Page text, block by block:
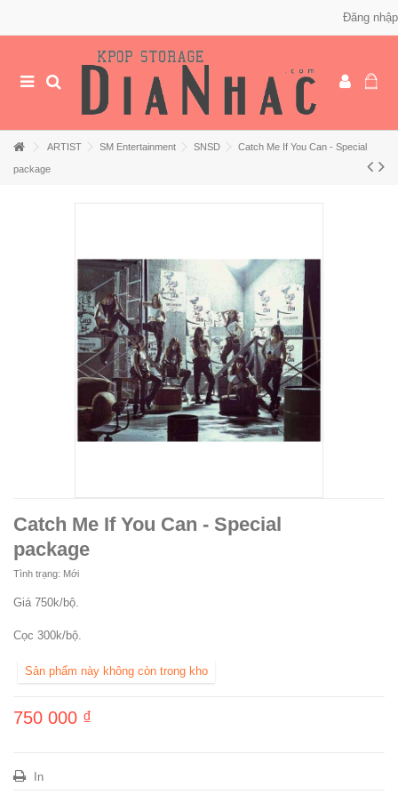
Đăng nhập
ARTIST SM Entertainment SNSD Catch Me If You Can - Special
package
Catch Me If You Can - Special
package
Tình trạng: Mới
Giá 750k/bộ.
Cọc 300k/bộ.
Sản phẩm này không còn trong kho
750 000 ₫
In